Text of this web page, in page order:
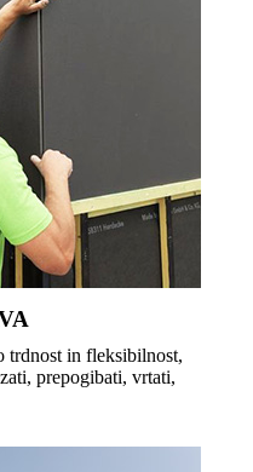
in fleksibilnost,
prepogibati, vrtati,